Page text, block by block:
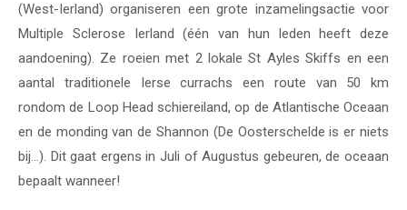
(West-Ierland) organiseren een grote inzamelingsactie voor
Multiple Sclerose Ierland (één van hun leden heeft deze
aandoening). Ze roeien met 2 lokale St Ayles Skiffs en een
aantal traditionele Ierse currachs een route van 50 km
rondom de Loop Head schiereiland, op de Atlantische Oceaan
en de monding van de Shannon (De Oosterschelde is er niets
bij...). Dit gaat ergens in Juli of Augustus gebeuren, de oceaan
bepaalt wanneer!